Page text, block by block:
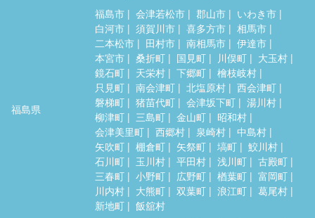
福島県
福島市 会津若松市 郡山市
いわき市
白河市
須賀川市 喜多方市
相馬市
二本松市
田村市 南相馬市
伊達市
本宮市
桑折町 国見町 川俣町
大玉村
鏡石町
天栄村 下郷町
檜枝岐村
只見町
南会津町 北塩原村
西会津町
磐梯町
猪苗代町 会津坂下町
湯川村
柳津町
三島町 金山町
昭和村
会津美里町
西郷村 泉崎村
中島村
矢吹町
棚倉町 矢祭町 塙町
鮫川村
石川町
玉川村 平田村 浅川町
古殿町
三春町
小野町 広野町 楢葉町
富岡町
川内村
大熊町 双葉町 浪江町
葛尾村
新地町
飯舘村